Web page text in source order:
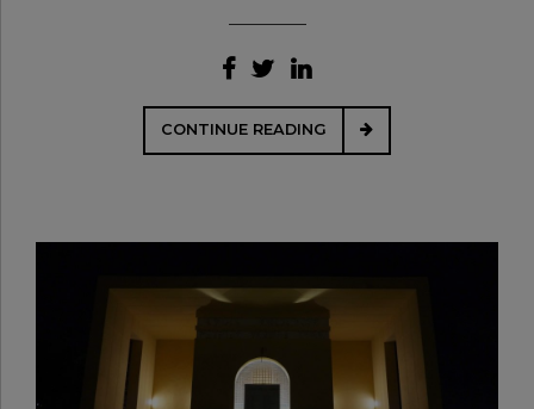
CONTINUE READING